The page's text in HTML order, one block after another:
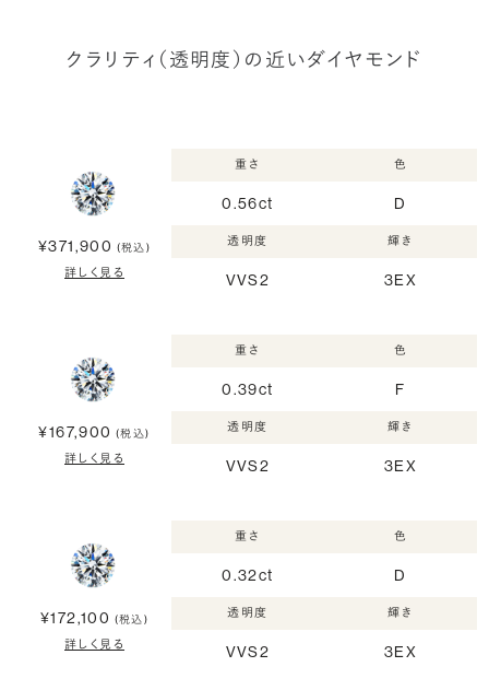
クラリティ（透明度）の近いダイヤモンド
¥371,900 (税込)
詳しく見る
重さ
0.56ct
色
D
透明度
VVS2
輝き
3EX
¥167,900 (税込)
詳しく見る
重さ
0.39ct
色
F
透明度
VVS2
輝き
3EX
¥172,100 (税込)
詳しく見る
重さ
0.32ct
色
D
透明度
VVS2
輝き
3EX